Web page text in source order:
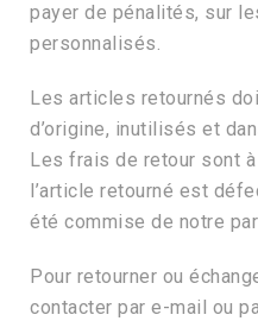
payer de pénalités, sur
personnalisés.
Les articles retournés
d’origine, inutilisés et
Les frais de retour sont
l’article retourné est
été commise de notre
Pour retourner ou
contacter par e-mail ou